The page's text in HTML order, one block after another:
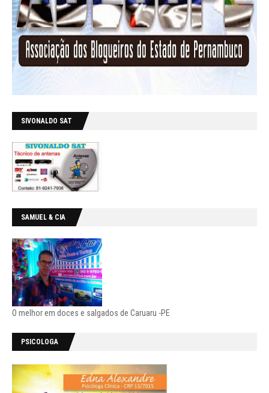
SIVONALDO SAT
SAMUEL & CIA
O melhor em doces e salgados de Caruaru -PE
PSICOLOGA